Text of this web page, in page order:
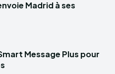
Madrid à ses
Message Plus pour